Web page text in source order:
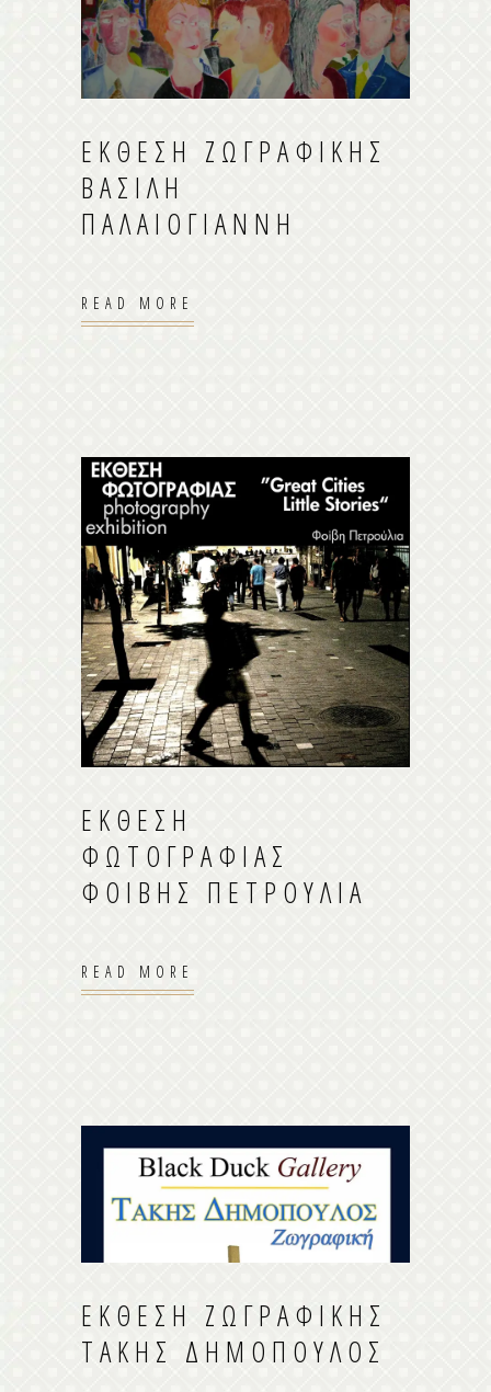
ΈΚΘΕΣΗ ΖΩΓΡΑΦΙΚΉΣ
ΒΑΣΊΛΗ
ΠΑΛΑΙΟΓΙΆΝΝΗ
READ MORE
ΈΚΘΕΣΗ
ΦΩΤΟΓΡΑΦΊΑΣ
ΦΟΊΒΗΣ ΠΕΤΡΟΎΛΙΑ
READ MORE
ΈΚΘΕΣΗ ΖΩΓΡΑΦΙΚΉΣ
ΤΆΚΗΣ ΔΗΜΌΠΟΥΛΟΣ